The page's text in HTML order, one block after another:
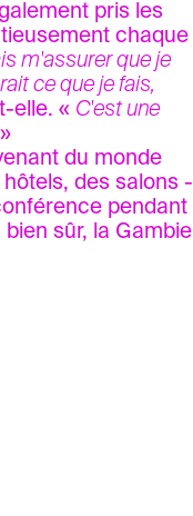
pris les
chaque
m'assurer que je
ce que je fais,
elle. « C'est une
du monde
des salons -
pendant
sûr, la